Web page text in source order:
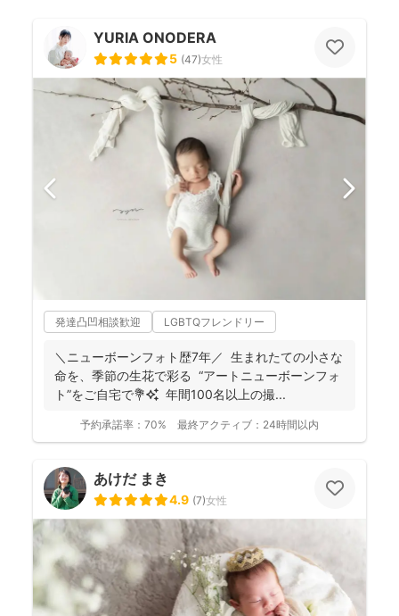
YURIA ONODERA
5 (47)女性
発達凸凹相談歓迎 LGBTQフレンドリー
＼ニューボーンフォト歴7年／ 生まれたての小さな
命を、季節の生花で彩る “アートニューボーンフォ
ト”をご自宅で💐✨ 年間100名以上の撮...
予約承諾率： 70% 最終アクティブ： 24時間以内
あけだ まき
4.9 (7)女性